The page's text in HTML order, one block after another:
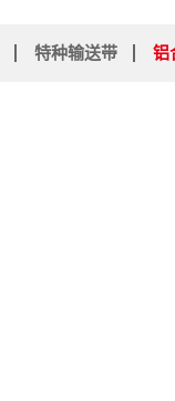
特种输送带 铝